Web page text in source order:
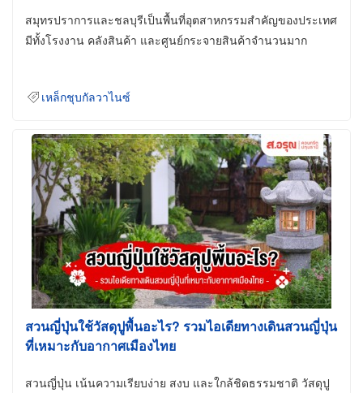
สมุทรปราการและชลบุรีเป็นพื้นที่อุตสาหกรรมสำคัญของประเทศ
มีทั้งโรงงาน คลังสินค้า และศูนย์กระจายสินค้าจำนวนมาก
เหล็กชุบกัลวาไนซ์
สวนญี่ปุ่นใช้วัสดุปูพื้นอะไร? รวมไอเดียทางเดินสวนญี่ปุ่น
ที่เหมาะกับอากาศเมืองไทย
สวนญี่ปุ่น เน้นความเรียบง่าย สงบ และใกล้ชิดธรรมชาติ วัสดุปู